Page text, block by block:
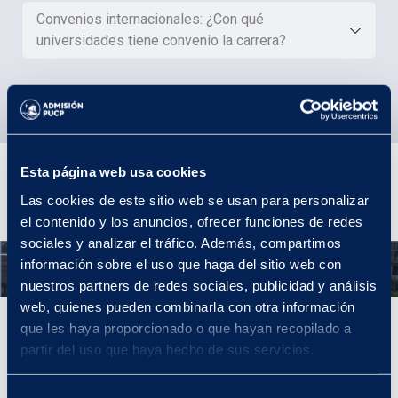
Esta página web usa cookies
Las cookies de este sitio web se usan para personalizar
el contenido y los anuncios, ofrecer funciones de redes
sociales y analizar el tráfico. Además, compartimos
información sobre el uso que haga del sitio web con
nuestros partners de redes sociales, publicidad y análisis
web, quienes pueden combinarla con otra información
que les haya proporcionado o que hayan recopilado a
partir del uso que haya hecho de sus servicios.
Convenios internacionales: ¿Con qué
universidades tiene convenio la carrera?
Plan de estudios
Año 1
Año 1
En tu primer año llevarás cursos introductorios que sentarán las
bases para tu formación artística general. Por ejemplo, sobre